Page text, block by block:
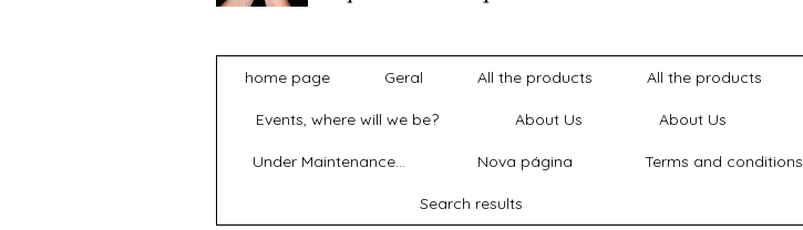
home page Geral All the products All the products
Events, where will we be? About Us About Us
Under Maintenance... Nova página Terms and conditions
Search results